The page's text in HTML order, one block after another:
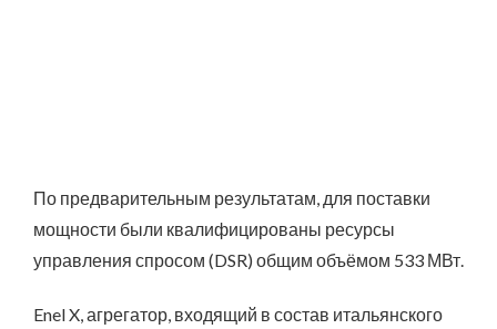
По предварительным результатам, для поставки
мощности были квалифицированы ресурсы
управления спросом (DSR) общим объёмом 533 МВт.
Enel X, агрегатор, входящий в состав итальянского